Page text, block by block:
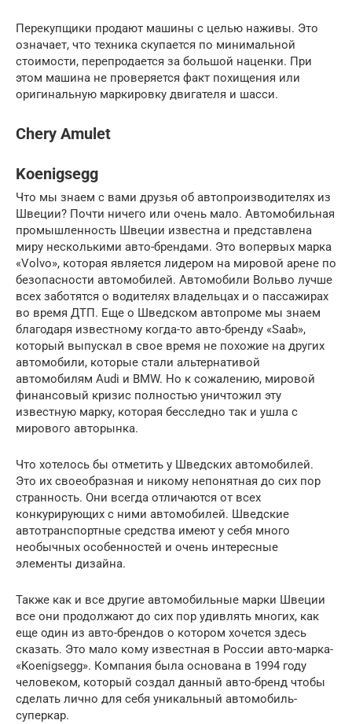
Перекупщики продают машины с целью наживы. Это
означает, что техника скупается по минимальной
стоимости, перепродается за большой наценки. При
этом машина не проверяется факт похищения или
оригинальную маркировку двигателя и шасси.
Chery Amulet
Koenigsegg
Что мы знаем с вами друзья об автопроизводителях из
Швеции? Почти ничего или очень мало. Автомобильная
промышленность Швеции известна и представлена
миру несколькими авто-брендами. Это вопервых марка
«Volvo», которая является лидером на мировой арене по
безопасности автомобилей. Автомобили Вольво лучше
всех заботятся о водителях владельцах и о пассажирах
во время ДТП. Еще о Шведском автопроме мы знаем
благодаря известному когда-то авто-бренду «Saab»,
который выпускал в свое время не похожие на других
автомобили, которые стали альтернативой
автомобилям Audi и BMW. Но к сожалению, мировой
финансовый кризис полностью уничтожил эту
известную марку, которая бесследно так и ушла с
мирового авторынка.
Что хотелось бы отметить у Шведских автомобилей.
Это их своеобразная и никому непонятная до сих пор
странность. Они всегда отличаются от всех
конкурирующих с ними автомобилей. Шведские
автотранспортные средства имеют у себя много
необычных особенностей и очень интересные
элементы дизайна.
Также как и все другие автомобильные марки Швеции
все они продолжают до сих пор удивлять многих, как
еще один из авто-брендов о котором хочется здесь
сказать. Это мало кому известная в России авто-марка-
«Koenigsegg». Компания была основана в 1994 году
человеком, который создал данный авто-бренд чтобы
сделать лично для себя уникальный автомобиль-
суперкар.